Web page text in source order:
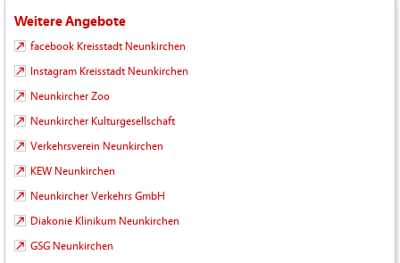
Weitere Angebote
facebook Kreisstadt Neunkirchen
Instagram Kreisstadt Neunkirchen
Neunkircher Zoo
Neunkircher Kulturgesellschaft
Verkehrsverein Neunkirchen
KEW Neunkirchen
Neunkircher Verkehrs GmbH
Diakonie Klinikum Neunkirchen
GSG Neunkirchen